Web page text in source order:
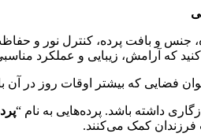
جنس و بافت پرده، کنترل نور و
که آرامش، زیبایی و عملکرد
که بیشتر اوقات روز در آن
داشته باشد. پرده‌هایی به نام “
فرزندان کمک می‌کنند.